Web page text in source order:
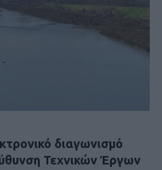
διαγωνισμό
Τεχνικών Έργων